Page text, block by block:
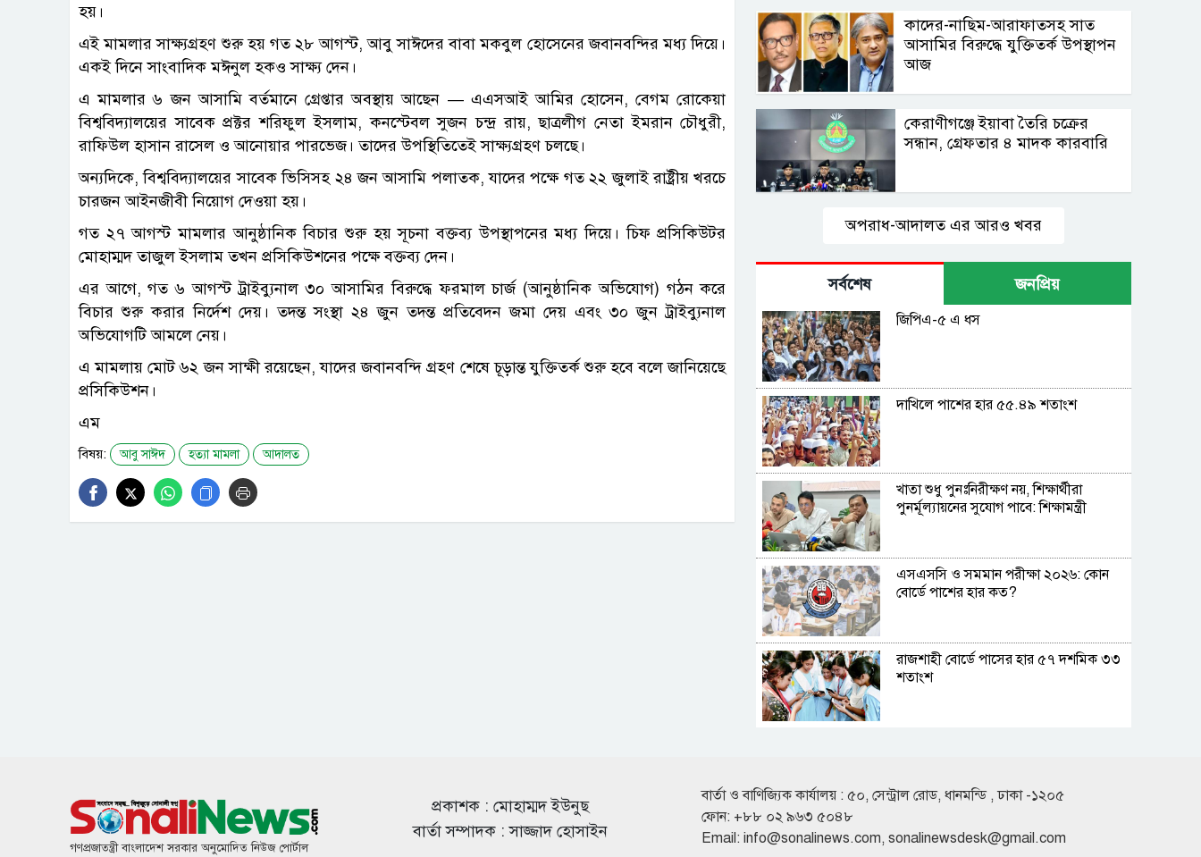
হয়।
এই মামলার সাক্ষ্যগ্রহণ শুরু হয় গত ২৮ আগস্ট, আবু সাঈদের বাবা মকবুল হোসেনের জবানবন্দির মধ্য দিয়ে।
একই দিনে সাংবাদিক মঈনুল হকও সাক্ষ্য দেন।
এ মামলার ৬ জন আসামি বর্তমানে গ্রেপ্তার অবস্থায় আছেন — এএসআই আমির হোসেন, বেগম রোকেয়া
বিশ্ববিদ্যালয়ের সাবেক প্রক্টর শরিফুল ইসলাম, কনস্টেবল সুজন চন্দ্র রায়, ছাত্রলীগ নেতা ইমরান চৌধুরী,
রাফিউল হাসান রাসেল ও আনোয়ার পারভেজ। তাদের উপস্থিতিতেই সাক্ষ্যগ্রহণ চলছে।
অন্যদিকে, বিশ্ববিদ্যালয়ের সাবেক ভিসিসহ ২৪ জন আসামি পলাতক, যাদের পক্ষে গত ২২ জুলাই রাষ্ট্রীয় খরচে
চারজন আইনজীবী নিয়োগ দেওয়া হয়।
গত ২৭ আগস্ট মামলার আনুষ্ঠানিক বিচার শুরু হয় সূচনা বক্তব্য উপস্থাপনের মধ্য দিয়ে। চিফ প্রসিকিউটর
মোহাম্মদ তাজুল ইসলাম তখন প্রসিকিউশনের পক্ষে বক্তব্য দেন।
এর আগে, গত ৬ আগস্ট ট্রাইব্যুনাল ৩০ আসামির বিরুদ্ধে ফরমাল চার্জ (আনুষ্ঠানিক অভিযোগ) গঠন করে
বিচার শুরু করার নির্দেশ দেয়। তদন্ত সংস্থা ২৪ জুন তদন্ত প্রতিবেদন জমা দেয় এবং ৩০ জুন ট্রাইব্যুনাল
অভিযোগটি আমলে নেয়।
এ মামলায় মোট ৬২ জন সাক্ষী রয়েছেন, যাদের জবানবন্দি গ্রহণ শেষে চূড়ান্ত যুক্তিতর্ক শুরু হবে বলে জানিয়েছে
প্রসিকিউশন।
এম
বিষয়: আবু সাঈদ হত্যা মামলা আদালত
কাদের-নাছিম-আরাফাতসহ সাত
আসামির বিরুদ্ধে যুক্তিতর্ক উপস্থাপন
আজ
কেরাণীগঞ্জে ইয়াবা তৈরি চক্রের
সন্ধান, গ্রেফতার ৪ মাদক কারবারি
অপরাধ-আদালত এর আরও খবর
সর্বশেষ জনপ্রিয়
জিপিএ-৫ এ ধস
দাখিলে পাশের হার ৫৫.৪৯ শতাংশ
খাতা শুধু পুনঃনিরীক্ষণ নয়, শিক্ষার্থীরা
পুনর্মূল্যায়নের সুযোগ পাবে: শিক্ষামন্ত্রী
এসএসসি ও সমমান পরীক্ষা ২০২৬: কোন
বোর্ডে পাশের হার কত?
রাজশাহী বোর্ডে পাসের হার ৫৭ দশমিক ৩৩
শতাংশ
ঢাকা বোর্ডে পাসের হার ৭১.৬৩ শতাংশ
গণপ্রজাতন্ত্রী বাংলাদেশ সরকার অনুমোদিত নিউজ পোর্টাল
প্রকাশক : মোহাম্মদ ইউনুছ
বার্তা সম্পাদক : সাজ্জাদ হোসাইন
বার্তা ও বাণিজ্যিক কার্যালয় : ৫০, সেন্ট্রাল রোড, ধানমন্ডি , ঢাকা -১২০৫
ফোন: +৮৮ ০২ ৯৬৩ ৫০৪৮
Email: info@sonalinews.com, sonalinewsdesk@gmail.com